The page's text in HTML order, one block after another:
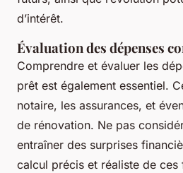
d’intérêt.
Évaluation des dépenses
Comprendre et évaluer les
prêt est également essentiel.
notaire, les assurances, et
de rénovation. Ne pas
entraîner des surprises
calcul précis et réaliste de ces